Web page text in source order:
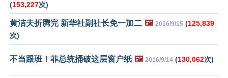
(153,227次)
黄洁夫折腾完 新华社副社长免一加二 🖼️ 2016/9/15 (125,839
次)
不当跟班！菲总统捅破这层窗户纸 🖼️ 2016/9/14 (130,062次)